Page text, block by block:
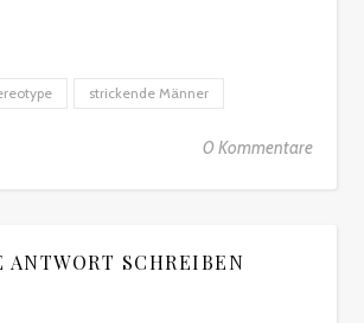
strickende Männer
0 Kommentare
ANTWORT SCHREIBEN